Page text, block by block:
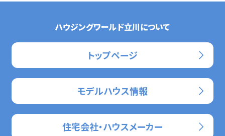
ハウジングワールド立川について
トップページ
モデルハウス情報
住宅会社・ハウスメーカー